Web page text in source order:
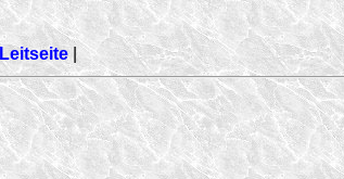
Leitseite